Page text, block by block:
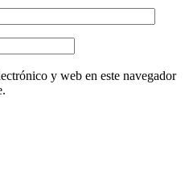
y web en este navegador